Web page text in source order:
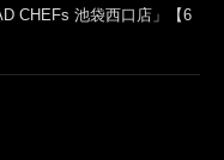
CHEFs 池袋西口店」【6